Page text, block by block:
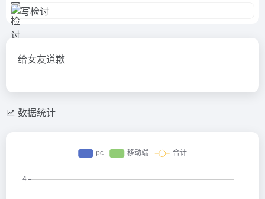
给女友道歉
数据统计